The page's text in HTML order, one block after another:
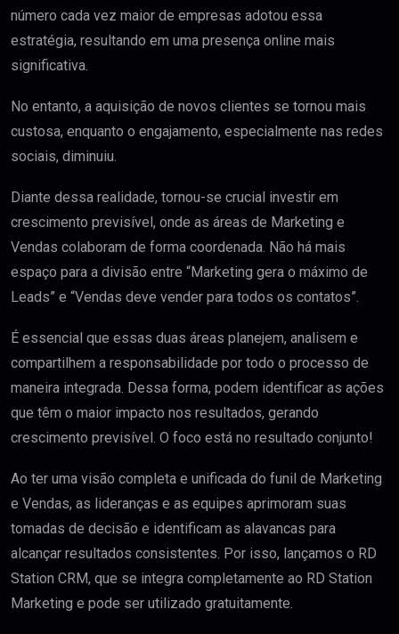
número cada vez maior de empresas adotou essa
estratégia, resultando em uma presença online mais
significativa.
No entanto, a aquisição de novos clientes se tornou mais
custosa, enquanto o engajamento, especialmente nas redes
sociais, diminuiu.
Diante dessa realidade, tornou-se crucial investir em
crescimento previsível, onde as áreas de Marketing e
Vendas colaboram de forma coordenada. Não há mais
espaço para a divisão entre “Marketing gera o máximo de
Leads” e “Vendas deve vender para todos os contatos”.
É essencial que essas duas áreas planejem, analisem e
compartilhem a responsabilidade por todo o processo de
maneira integrada. Dessa forma, podem identificar as ações
que têm o maior impacto nos resultados, gerando
crescimento previsível. O foco está no resultado conjunto!
Ao ter uma visão completa e unificada do funil de Marketing
e Vendas, as lideranças e as equipes aprimoram suas
tomadas de decisão e identificam as alavancas para
alcançar resultados consistentes. Por isso, lançamos o RD
Station CRM, que se integra completamente ao RD Station
Marketing e pode ser utilizado gratuitamente.